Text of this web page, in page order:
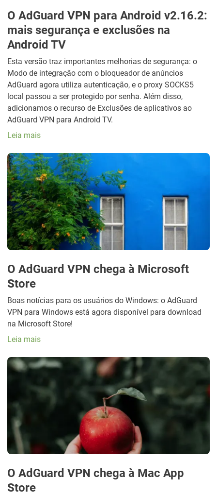
O AdGuard VPN para Android v2.16.2:
mais segurança e exclusões na
Android TV
Esta versão traz importantes melhorias de segurança: o
Modo de integração com o bloqueador de anúncios
AdGuard agora utiliza autenticação, e o proxy SOCKS5
local passou a ser protegido por senha. Além disso,
adicionamos o recurso de Exclusões de aplicativos ao
AdGuard VPN para Android TV.
Leia mais
O AdGuard VPN chega à Microsoft
Store
Boas notícias para os usuários do Windows: o AdGuard
VPN para Windows está agora disponível para download
na Microsoft Store!
Leia mais
O AdGuard VPN chega à Mac App
Store